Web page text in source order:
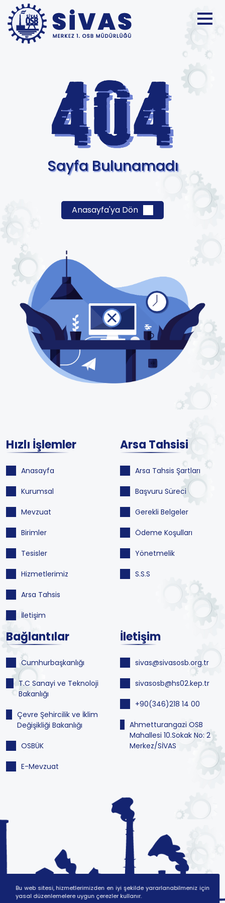
Sayfa Bulunamadı
Anasayfa'ya Dön
Hızlı İşlemler
Anasayfa
Kurumsal
Mevzuat
Birimler
Tesisler
Hizmetlerimiz
Arsa Tahsis
İletişim
Arsa Tahsisi
Arsa Tahsis Şartları
Başvuru Süreci
Gerekli Belgeler
Ödeme Koşulları
Yönetmelik
S.S.S
Bağlantılar
Cumhurbaşkanlığı
T.C Sanayi ve Teknoloji
Bakanlığı
Çevre Şehircilik ve İklim
Değişikliği Bakanlığı
OSBÜK
E-Mevzuat
İletişim
sivas@sivasosb.org.tr
sivasosb@hs02.kep.tr
+90(346)218 14 00
Ahmetturangazi OSB
Mahallesi 10.Sokak No: 2
Merkez/SİVAS
Bu web sitesi, hizmetlerimizden en iyi şekilde yararlanabilmeniz için
yasal düzenlemelere uygun çerezler kullanır.